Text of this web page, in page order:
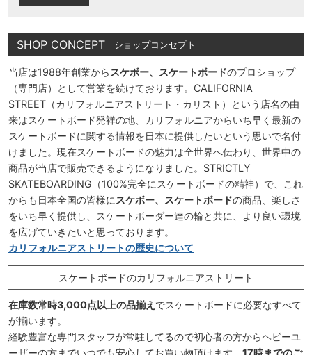
SHOP CONCEPT ショップコンセプト
当店は1988年創業から スケボー、スケートボードのプロショップ
（専門店）として営業を続けております。CALIFORNIA
STREET（カリフォルニアストリート・カリスト）という店名の由
来はスケートボード発祥の地、カリフォルニアからいち早く最新の
スケートボードに関する情報を日本に提供したいという思いで名付
けました。現在スケートボードの魅力は全世界へ伝わり、世界中の
商品が当店で販売できるようになりました。STRICTLY
SKATEBOARDING（100%完全にスケートボードの精神）で、これ
からも日本全国の皆様に スケボー、スケートボードの商品、楽しさ
をいち早く提供し、スケートボーダー達の輪と共に、より良い環境
を広げていきたいと思っております。
カリフォルニアストリートの歴史について
スケートボードのカリフォルニアストリート
在庫数常時3,000点以上の品揃え でスケートボードに必要なすべて
が揃います。
経験豊富な専門スタッフが常駐してるので初心者の方からヘビーユ